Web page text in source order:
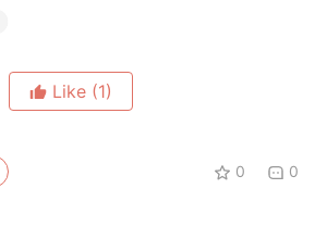
Like (1)
0 0